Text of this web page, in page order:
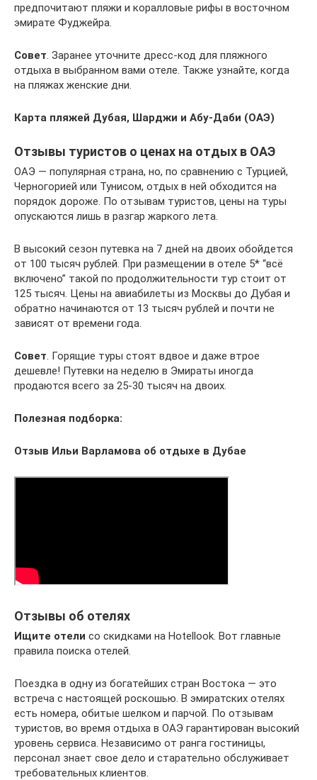
предпочитают пляжи и коралловые рифы в восточном
эмирате Фуджейра.
Совет. Заранее уточните дресс-код для пляжного
отдыха в выбранном вами отеле. Также узнайте, когда
на пляжах женские дни.
Карта пляжей Дубая, Шарджи и Абу-Даби (ОАЭ)
Отзывы туристов о ценах на отдых в ОАЭ
ОАЭ — популярная страна, но, по сравнению с Турцией,
Черногорией или Тунисом, отдых в ней обходится на
порядок дороже. По отзывам туристов, цены на туры
опускаются лишь в разгар жаркого лета.
В высокий сезон путевка на 7 дней на двоих обойдется
от 100 тысяч рублей. При размещении в отеле 5* “всё
включено” такой по продолжительности тур стоит от
125 тысяч. Цены на авиабилеты из Москвы до Дубая и
обратно начинаются от 13 тысяч рублей и почти не
зависят от времени года.
Совет. Горящие туры стоят вдвое и даже втрое
дешевле! Путевки на неделю в Эмираты иногда
продаются всего за 25-30 тысяч на двоих.
Полезная подборка:
Отзыв Ильи Варламова об отдыхе в Дубае
Отзывы об отелях
Ищите отели со скидками на Hotellook. Вот главные
правила поиска отелей.
Поездка в одну из богатейших стран Востока — это
встреча с настоящей роскошью. В эмиратских отелях
есть номера, обитые шелком и парчой. По отзывам
туристов, во время отдыха в ОАЭ гарантирован высокий
уровень сервиса. Независимо от ранга гостиницы,
персонал знает свое дело и старательно обслуживает
требовательных клиентов.